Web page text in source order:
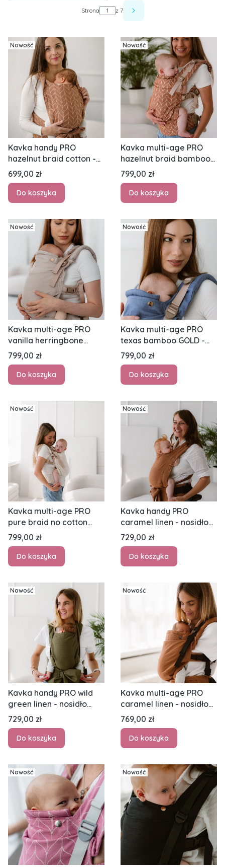
Strona z 7 Następne produkty
Nowość
Kavka handy PRO
hazelnut braid cotton -
nosidło hybrydowe
regulowane
Cena
699,00 zł
Do koszyka
Nowość
Kavka multi-age PRO
hazelnut braid bamboo
GOLD - nosidło
klamrowe regulowane
Cena
799,00 zł
Do koszyka
Nowość
Kavka multi-age PRO
vanilla herringbone
bamboo GOLD - nosidło
klamrowe regulowane
Cena
799,00 zł
Do koszyka
Nowość
Kavka multi-age PRO
texas bamboo GOLD -
nosidło klamrowe
regulowane
Cena
799,00 zł
Do koszyka
Nowość
Kavka multi-age PRO
pure braid no cotton
GOLD - nosidło
klamrowe regulowane
Cena
799,00 zł
Do koszyka
Nowość
Kavka handy PRO
caramel linen - nosidło
hybrydowe regulowane
Cena
729,00 zł
Do koszyka
Nowość
Kavka handy PRO wild
green linen - nosidło
hybrydowe regulowane
Cena
729,00 zł
Do koszyka
Nowość
Kavka multi-age PRO
caramel linen - nosidło
klamrowe egulowane
Cena
769,00 zł
Do koszyka
Nowość Nowość